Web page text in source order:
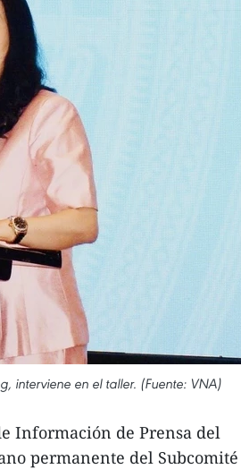
interviene en el taller. (Fuente: VNA)
Información de Prensa del
permanente del Subcomité